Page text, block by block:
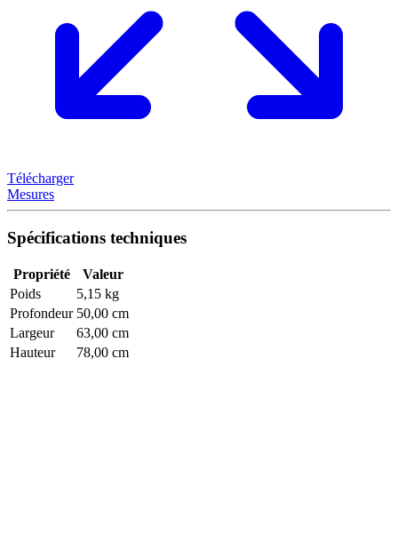
Télécharger
Mesures
Spécifications techniques
Propriété
Valeur
Poids
5,15 kg
Profondeur 50,00 cm
Largeur
63,00 cm
Hauteur
78,00 cm